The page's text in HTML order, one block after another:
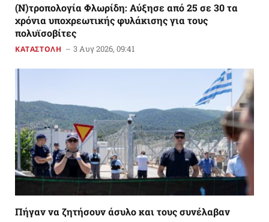
(Ν)τροπολογία Φλωρίδη: Αύξησε από 25 σε 30 τα
χρόνια υποχρεωτικής φυλάκισης για τους
πολυϊσοβίτες
ΚΑΤΑΣΤΟΛΗ 3 Αυγ 2026, 09:41
Πήγαν να ζητήσουν άσυλο και τους συνέλαβαν